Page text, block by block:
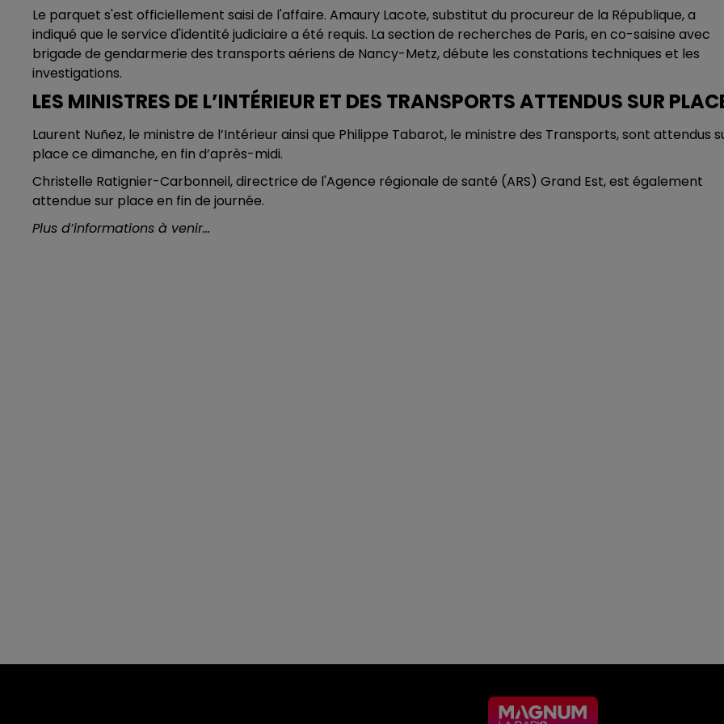
Le parquet s'est officiellement saisi de l'affaire. Amaury Lacote, substitut du procureur de la République, a
indiqué que le service d'identité judiciaire a été requis. La section de recherches de Paris, en co-saisine avec
brigade de gendarmerie des transports aériens de Nancy-Metz, débute les constations techniques et les
investigations.
LES MINISTRES DE L’INTÉRIEUR ET DES TRANSPORTS ATTENDUS SUR
Laurent Nuñez, le ministre de l’Intérieur ainsi que Philippe Tabarot, le ministre des Transports, sont attendus
place ce dimanche, en fin d’après-midi.
Christelle Ratignier-Carbonneil, directrice de l'Agence régionale de santé (ARS) Grand Est, est également
attendue sur place en fin de journée.
Plus d’informations à venir…